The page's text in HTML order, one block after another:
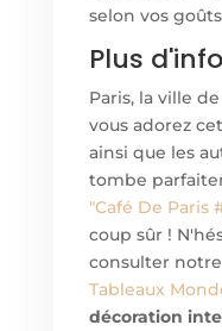
selon vos
Plus
Paris, la ville
vous adorez
ainsi que les
tombe
"Café De Paris
coup sûr !
consulter
Tableaux
décoration